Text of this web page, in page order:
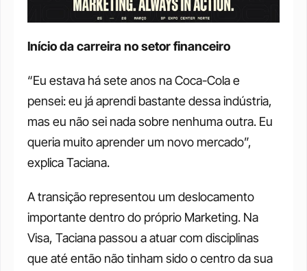
Início da carreira no setor financeiro
“Eu estava há sete anos na Coca-Cola e
pensei: eu já aprendi bastante dessa indústria,
mas eu não sei nada sobre nenhuma outra. Eu
queria muito aprender um novo mercado”,
explica Taciana.
A transição representou um deslocamento
importante dentro do próprio Marketing. Na
Visa, Taciana passou a atuar com disciplinas
que até então não tinham sido o centro da sua